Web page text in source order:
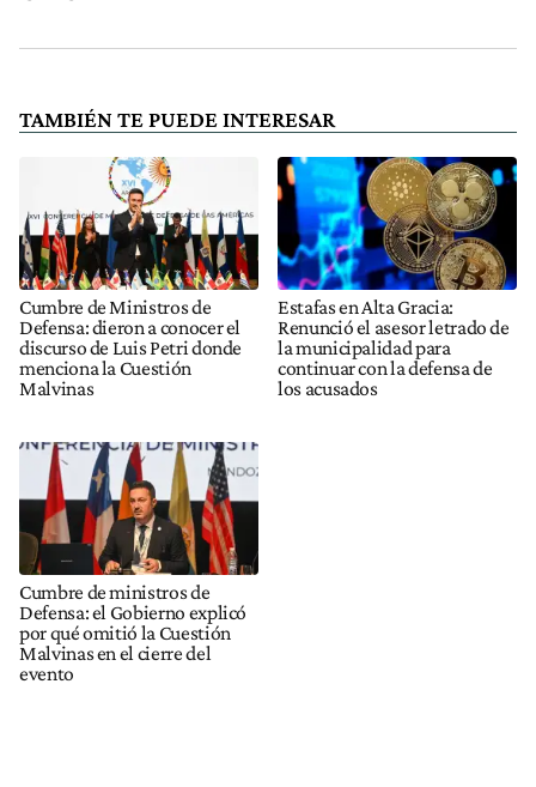
TAMBIÉN TE PUEDE INTERESAR
Cumbre de Ministros de
Defensa: dieron a conocer el
discurso de Luis Petri donde
menciona la Cuestión
Malvinas
Estafas en Alta Gracia:
Renunció el asesor letrado de
la municipalidad para
continuar con la defensa de
los acusados
Cumbre de ministros de
Defensa: el Gobierno explicó
por qué omitió la Cuestión
Malvinas en el cierre del
evento